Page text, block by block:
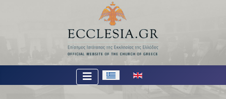
Επιλέξτε τη γλώσσα σας